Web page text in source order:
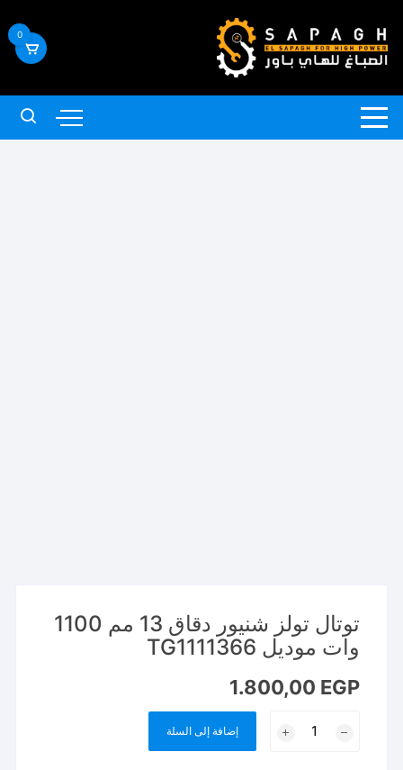
إلى
المحتوى
0
توتال تولز شنيور دقاق 13 مم 1100
وات موديل TG1111366
1.800,00 EGP
إضافة إلى السلة